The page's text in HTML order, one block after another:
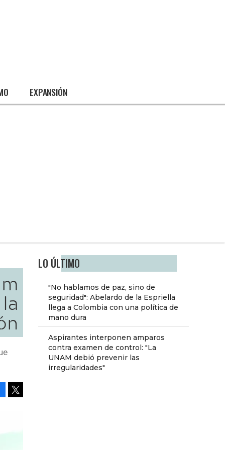
EXPANSIÓN
LO ÚLTIMO
"No hablamos de paz, sino de
seguridad": Abelardo de la Espriella
llega a Colombia con una política de
mano dura
Aspirantes interponen amparos
contra examen de control: "La
UNAM debió prevenir las
irregularidades"